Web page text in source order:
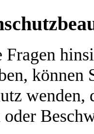
Fragen
können